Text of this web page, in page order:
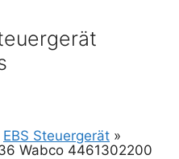
EBS Steuergerät »
Wabco 4461302200